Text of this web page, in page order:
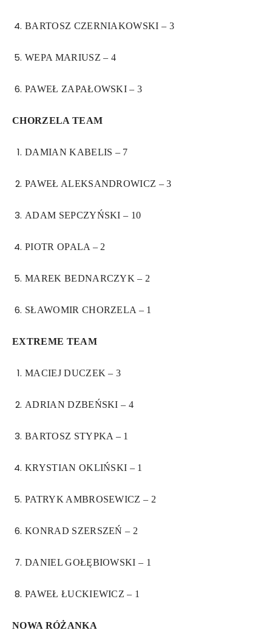
BARTOSZ CZERNIAKOWSKI – 3
WEPA MARIUSZ – 4
PAWEŁ ZAPAŁOWSKI – 3
CHORZELA TEAM
DAMIAN KABELIS – 7
PAWEŁ ALEKSANDROWICZ – 3
ADAM SEPCZYŃSKI – 10
PIOTR OPALA – 2
MAREK BEDNARCZYK – 2
SŁAWOMIR CHORZELA – 1
EXTREME TEAM
MACIEJ DUCZEK – 3
ADRIAN DZBEŃSKI – 4
BARTOSZ STYPKA – 1
KRYSTIAN OKLIŃSKI – 1
PATRYK AMBROSEWICZ – 2
KONRAD SZERSZEŃ – 2
DANIEL GOŁĘBIOWSKI – 1
PAWEŁ ŁUCKIEWICZ – 1
NOWA RÓŻANKA